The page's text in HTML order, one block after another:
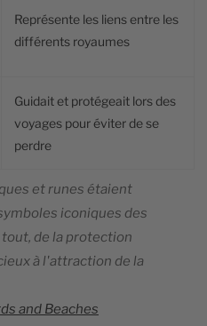
Représente les liens entre les
différents royaumes
Guidait et protégeait lors des
voyages pour éviter de se
perdre
et runes étaient
iconiques des
de la protection
à l'attraction de la
and Beaches